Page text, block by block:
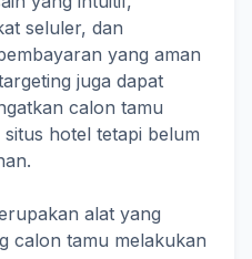
seluler, dan
yang aman
juga dapat
calon tamu
hotel tetapi belum
alat yang
calon tamu melakukan